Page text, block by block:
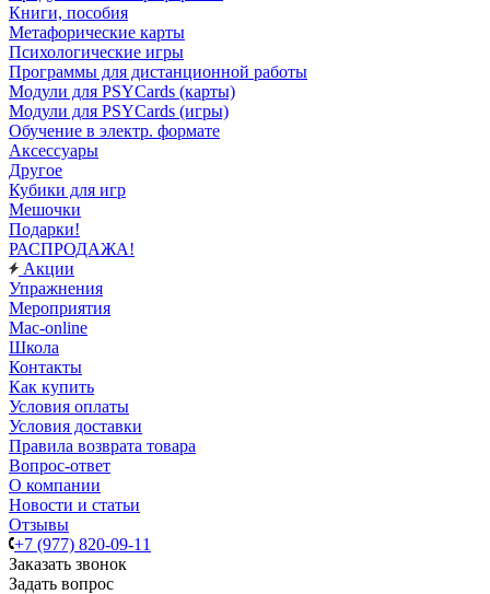
Книги, пособия
Метафорические карты
Психологические игры
Программы для дистанционной работы
Модули для PSYCards (карты)
Модули для PSYCards (игры)
Обучение в электр. формате
Аксессуары
Другое
Кубики для игр
Мешочки
Подарки!
РАСПРОДАЖА!
Акции
Упражнения
Мероприятия
Mac-online
Школа
Контакты
Как купить
Условия оплаты
Условия доставки
Правила возврата товара
Вопрос-ответ
О компании
Новости и статьи
Отзывы
+7 (977) 820-09-11
Заказать звонок
Задать вопрос